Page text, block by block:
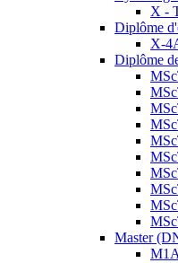
X -
Diplôme
X-
Diplôme
Master